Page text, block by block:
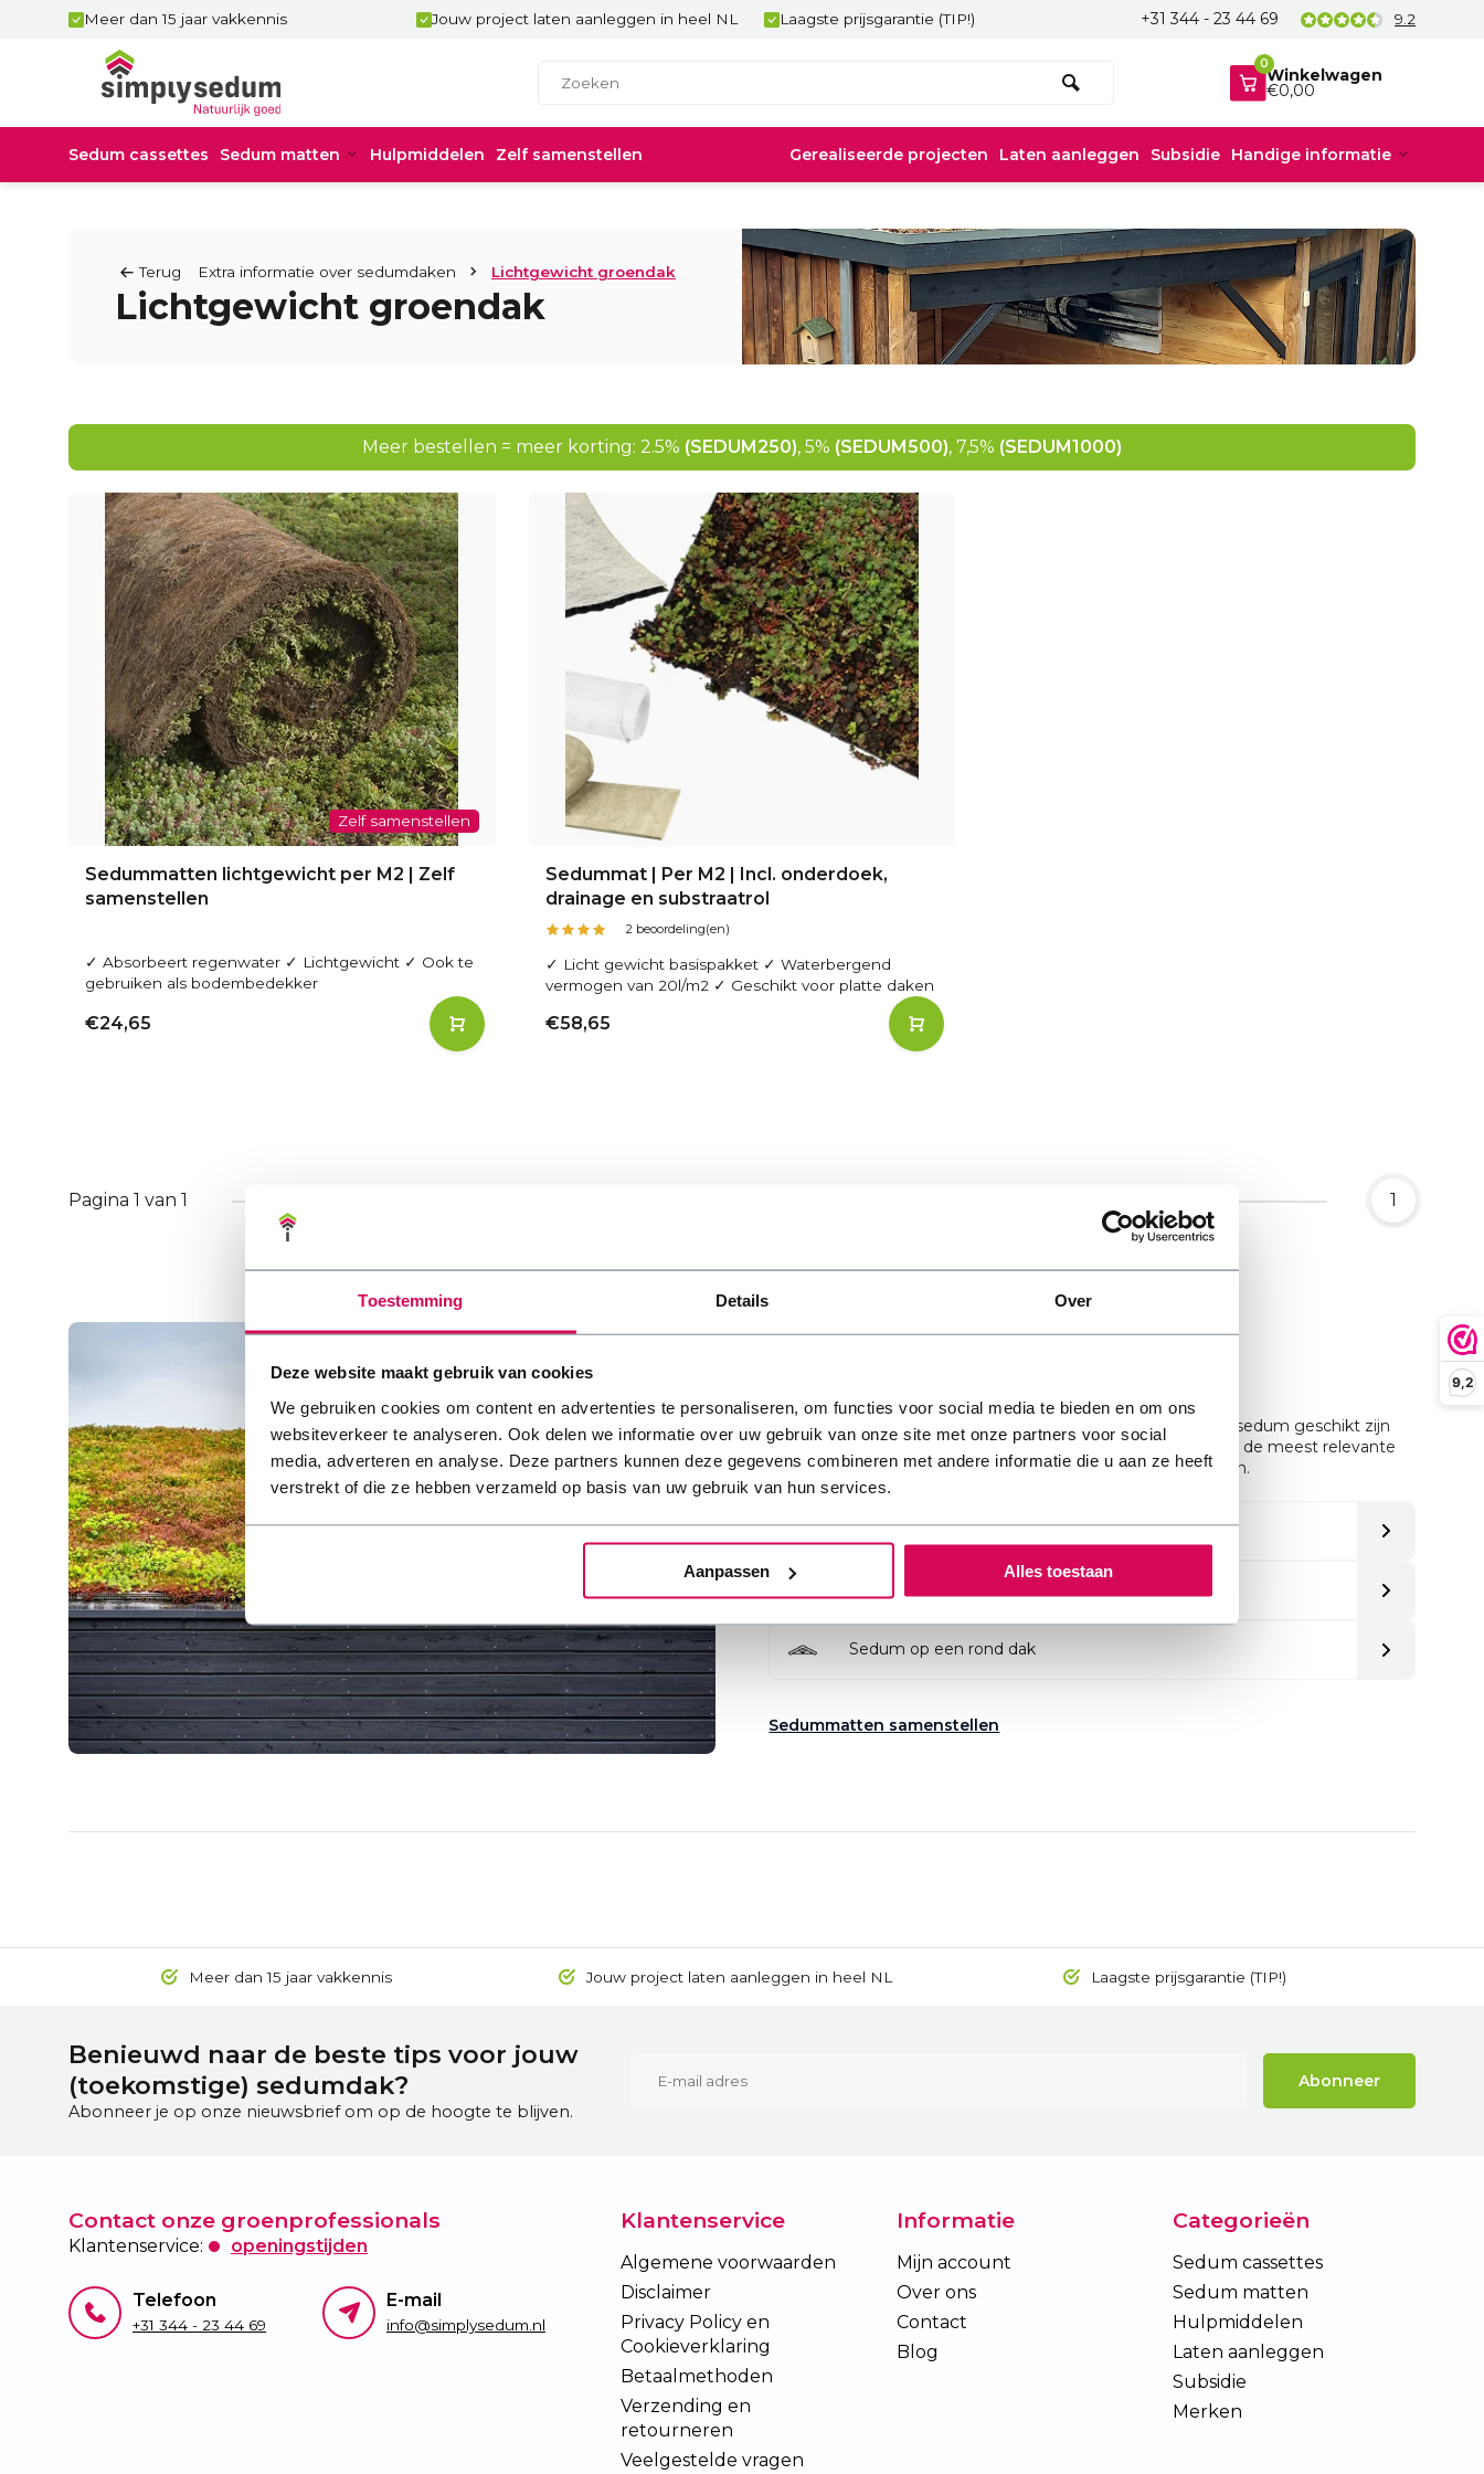
Toestemming Details Over
Deze website maakt gebruik van cookies
We gebruiken cookies om content en advertenties te personaliseren, om functies voor social media te bieden en om ons
websiteverkeer te analyseren. Ook delen we informatie over uw gebruik van onze site met onze partners voor social
media, adverteren en analyse. Deze partners kunnen deze gegevens combineren met andere informatie die u aan ze heeft
verstrekt of die ze hebben verzameld op basis van uw gebruik van hun services.
Aanpassen Alles toestaan
9,2
Meer dan 15 jaar vakkennis Jouw project laten aanleggen in heel NL Laagste prijsgarantie (TIP!) +31 344 - 23 44 69 9.2
0
Winkelwagen
€0,00
Sedum cassettes Sedum matten Hulpmiddelen Zelf samenstellen Gerealiseerde projecten Laten aanleggen Subsidie Handige informatie
Terug Extra informatie over sedumdaken Lichtgewicht groendak
Lichtgewicht groendak
Meer bestellen = meer korting: 2.5% (SEDUM250), 5% (SEDUM500), 7,5% (SEDUM1000)
Zelf samenstellen
Sedummatten lichtgewicht per M2 | Zelf
samenstellen
✓ Absorbeert regenwater ✓ Lichtgewicht ✓ Ook te
gebruiken als bodembedekker
€24,65
Sedummat | Per M2 | Incl. onderdoek,
drainage en substraatrol
2 beoordeling(en)
✓ Licht gewicht basispakket ✓ Waterbergend
vermogen van 20l/m2 ✓ Geschikt voor platte daken
€58,65
Pagina 1 van 1 1
Natuurlijk is het belangrijk om goed te weten welke soorten sedum geschikt zijn
voor jouw type dak. Maak daarom hieronder jouw keuze voor de meest relevante
toepassing. Het ook mogelijk om je hele dak samen te stellen.
Hellend dak
Sedum op een rond dak
Sedummatten samenstellen
Meer dan 15 jaar vakkennis Jouw project laten aanleggen in heel NL Laagste prijsgarantie (TIP!)
Benieuwd naar de beste tips voor jouw
(toekomstige) sedumdak?
Abonneer je op onze nieuwsbrief om op de hoogte te blijven.
Abonneer
Contact onze groenprofessionals
Klantenservice: openingstijden
Telefoon
+31 344 - 23 44 69
E-mail
info@simplysedum.nl
Klantenservice
Algemene voorwaarden
Disclaimer
Privacy Policy en
Cookieverklaring
Betaalmethoden
Verzending en
retourneren
Veelgestelde vragen
Informatie
Mijn account
Over ons
Contact
Blog
Categorieën
Sedum cassettes
Sedum matten
Hulpmiddelen
Laten aanleggen
Subsidie
Merken